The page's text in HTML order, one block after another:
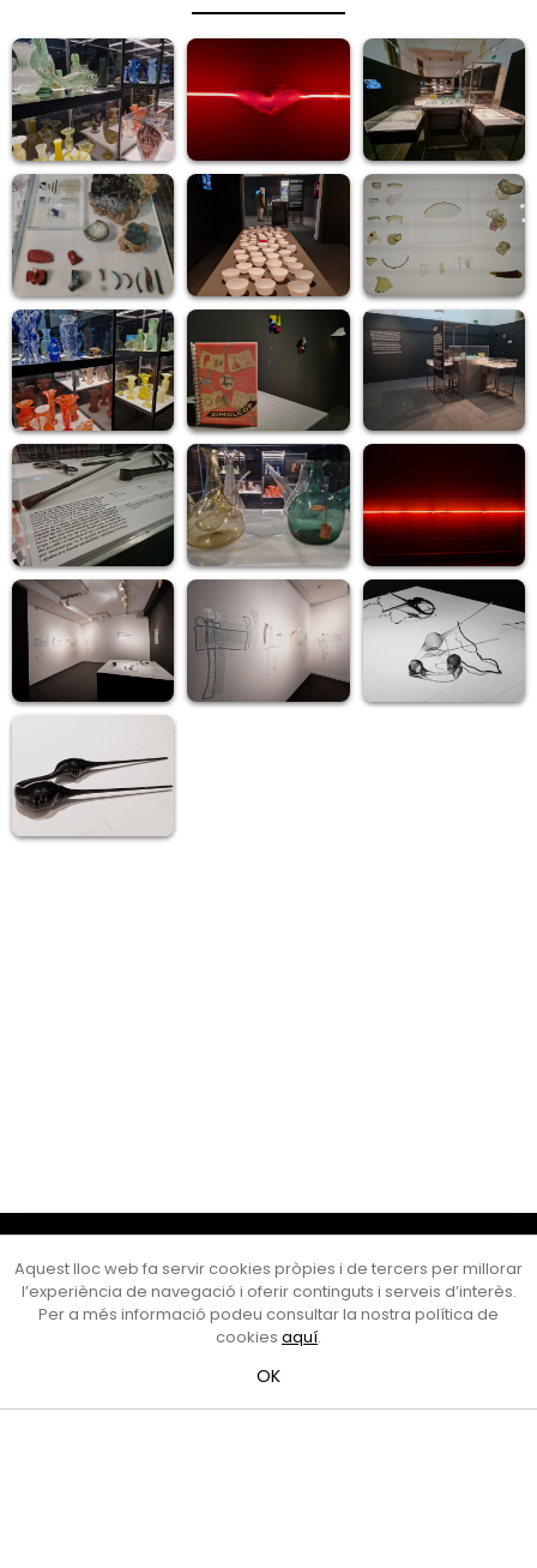
Cultura Mataró
Ajuntament de Mataró
C. de Sant Josep, 9 (Mataró, 08302)
Horari d'obertura: dilluns, dimecres i divendres de 10 a 13 h.
al telèfon al 93 758 23 61
Bústia ciutadana
Aquest lloc web fa servir cookies pròpies i de tercers per millorar
l’experiència de navegació i oferir continguts i serveis d’interès.
Per a més informació podeu consultar la nostra política de
cookies aquí.
OK